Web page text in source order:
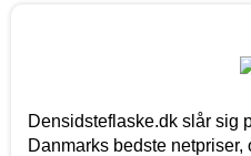
Densidsteflaske.dk slår sig
Danmarks bedste